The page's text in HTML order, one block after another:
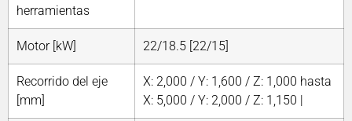
herramientas
Motor [kW] 22/18.5 [22/15]
Recorrido del eje
[mm]
X: 2,000 / Y: 1,600 / Z: 1,000 hasta
X: 5,000 / Y: 2,000 / Z: 1,150 |